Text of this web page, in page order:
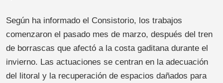
Según ha informado el Consistorio, los trabajos
comenzaron el pasado mes de marzo, después del tren
de borrascas que afectó a la costa gaditana durante el
invierno. Las actuaciones se centran en la adecuación
del litoral y la recuperación de espacios dañados para